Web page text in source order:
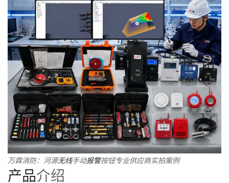
万霖消防：河源无线手动报警按钮专业供应商实拍案例
产品介绍